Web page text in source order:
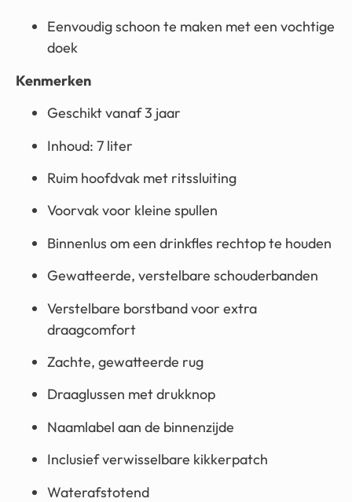
Eenvoudig schoon te maken met een vochtige
doek
Kenmerken
Geschikt vanaf 3 jaar
Inhoud: 7 liter
Ruim hoofdvak met ritssluiting
Voorvak voor kleine spullen
Binnenlus om een drinkfles rechtop te houden
Gewatteerde, verstelbare schouderbanden
Verstelbare borstband voor extra
draagcomfort
Zachte, gewatteerde rug
Draaglussen met drukknop
Naamlabel aan de binnenzijde
Inclusief verwisselbare kikkerpatch
Waterafstotend